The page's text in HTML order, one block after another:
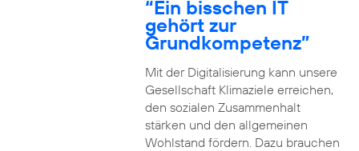
“Ein bisschen IT
gehört zur
Grundkompetenz”
Mit der Digitalisierung kann unsere
Gesellschaft Klimaziele erreichen,
den sozialen Zusammenhalt
stärken und den allgemeinen
Wohlstand fördern. Dazu brauchen